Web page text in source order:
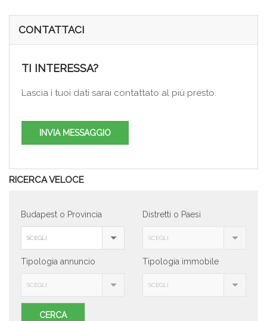
CONTATTACI
TI INTERESSA?
Lascia i tuoi dati sarai contattato al piú presto.
INVIA MESSAGGIO
RICERCA VELOCE
Budapest o Provincia
SCEGLI
Distretti o Paesi
SCEGLI
Tipologia annuncio
SCEGLI
Tipologia immobile
SCEGLI
CERCA